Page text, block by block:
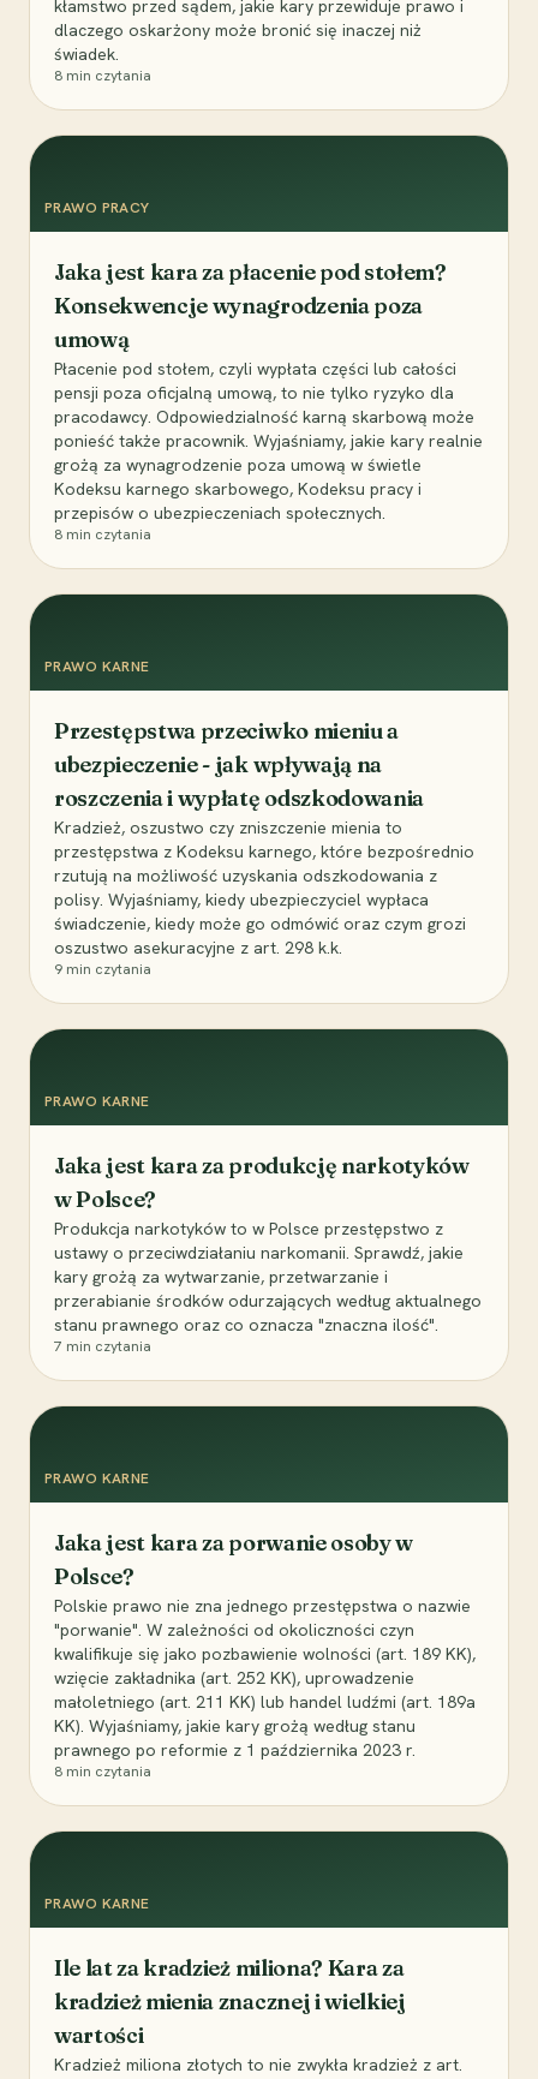
kłamstwo przed sądem, jakie kary przewiduje prawo i
dlaczego oskarżony może bronić się inaczej niż
świadek.
8 min czytania
PRAWO PRACY
Jaka jest kara za płacenie pod stołem?
Konsekwencje wynagrodzenia poza
umową
Płacenie pod stołem, czyli wypłata części lub całości
pensji poza oficjalną umową, to nie tylko ryzyko dla
pracodawcy. Odpowiedzialność karną skarbową może
ponieść także pracownik. Wyjaśniamy, jakie kary realnie
grożą za wynagrodzenie poza umową w świetle
Kodeksu karnego skarbowego, Kodeksu pracy i
przepisów o ubezpieczeniach społecznych.
8 min czytania
PRAWO KARNE
Przestępstwa przeciwko mieniu a
ubezpieczenie - jak wpływają na
roszczenia i wypłatę odszkodowania
Kradzież, oszustwo czy zniszczenie mienia to
przestępstwa z Kodeksu karnego, które bezpośrednio
rzutują na możliwość uzyskania odszkodowania z
polisy. Wyjaśniamy, kiedy ubezpieczyciel wypłaca
świadczenie, kiedy może go odmówić oraz czym grozi
oszustwo asekuracyjne z art. 298 k.k.
9 min czytania
PRAWO KARNE
Jaka jest kara za produkcję narkotyków
w Polsce?
Produkcja narkotyków to w Polsce przestępstwo z
ustawy o przeciwdziałaniu narkomanii. Sprawdź, jakie
kary grożą za wytwarzanie, przetwarzanie i
przerabianie środków odurzających według aktualnego
stanu prawnego oraz co oznacza "znaczna ilość".
7 min czytania
PRAWO KARNE
Jaka jest kara za porwanie osoby w
Polsce?
Polskie prawo nie zna jednego przestępstwa o nazwie
"porwanie". W zależności od okoliczności czyn
kwalifikuje się jako pozbawienie wolności (art. 189 KK),
wzięcie zakładnika (art. 252 KK), uprowadzenie
małoletniego (art. 211 KK) lub handel ludźmi (art. 189a
KK). Wyjaśniamy, jakie kary grożą według stanu
prawnego po reformie z 1 października 2023 r.
8 min czytania
PRAWO KARNE
Ile lat za kradzież miliona? Kara za
kradzież mienia znacznej i wielkiej
wartości
Kradzież miliona złotych to nie zwykła kradzież z art.